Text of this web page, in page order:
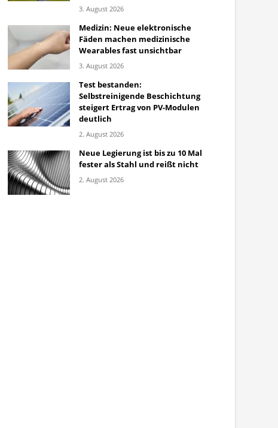
3. August 2026
Medizin: Neue elektronische
Fäden machen medizinische
Wearables fast unsichtbar
3. August 2026
Test bestanden:
Selbstreinigende Beschichtung
steigert Ertrag von PV-Modulen
deutlich
2. August 2026
Neue Legierung ist bis zu 10 Mal
fester als Stahl und reißt nicht
2. August 2026